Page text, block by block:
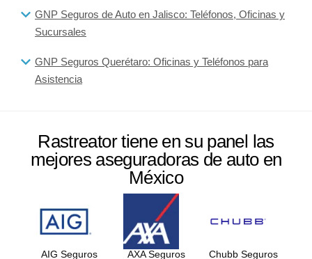
GNP Seguros de Auto en Jalisco: Teléfonos, Oficinas y
Sucursales
GNP Seguros Querétaro: Oficinas y Teléfonos para
Asistencia
Rastreator tiene en su panel las
mejores aseguradoras de auto en
México
AIG Seguros AXA Seguros Chubb Seguros